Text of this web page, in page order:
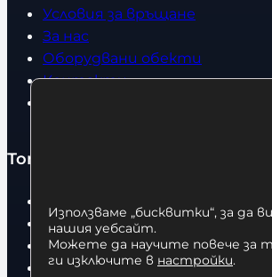
Условия за връщане
За нас
Оборудвани обекти
Контакти
Топ категории
Боксови чували
Боксови ръкавици
Дрехи
Използваме „бисквитки“, за да
нашия уебсайт.
Можете да научите повече за
ги изключите в настройки.